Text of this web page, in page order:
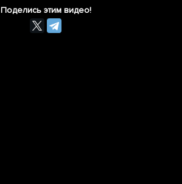
Поделись этим видео!